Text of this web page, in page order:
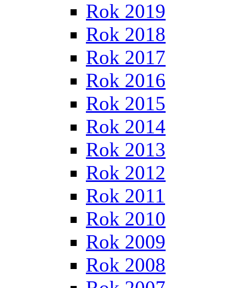
Rok 2019
Rok 2018
Rok 2017
Rok 2016
Rok 2015
Rok 2014
Rok 2013
Rok 2012
Rok 2011
Rok 2010
Rok 2009
Rok 2008